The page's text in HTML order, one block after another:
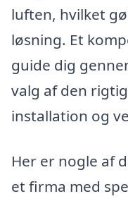
luften, hvilket
løsning. Et
guide dig
valg af den
installation og
Her er nogle af
et firma med